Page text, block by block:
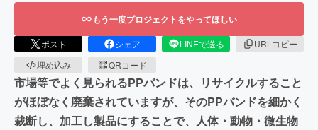
もう一度プロジェクトをやってほしい
ポスト シェア LINEで送る
URLコピー
埋め込み
QRコード
市場等でよく見られるPPバンドは、リサイクルすること
がほぼなく廃棄されていますが、そのPPバンドを細かく
裁断し、加工し製品にすることで、人体・動物・微生物